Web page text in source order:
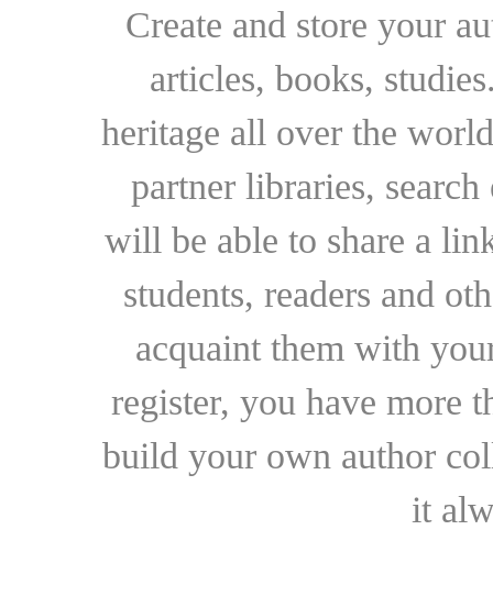
Create and store your
articles, books,
heritage all over the
partner libraries,
will be able to share a
students, readers and
acquaint them with
register, you have more
build your own author
it